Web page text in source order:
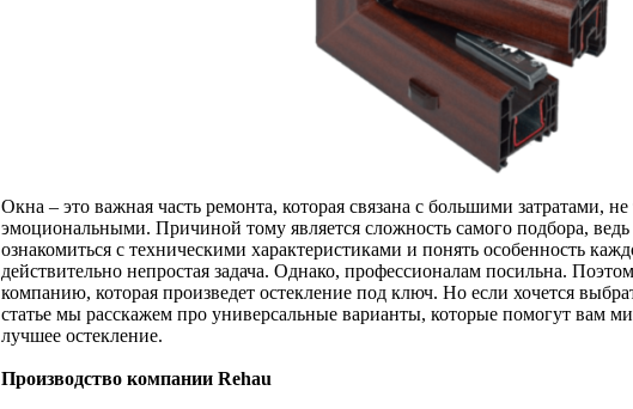
Окна – это важная часть ремонта, которая связана с большими затратами,
эмоциональными. Причиной тому является сложность самого подбора,
ознакомиться с техническими характеристиками и понять особенность
действительно непростая задача. Однако, профессионалам посильна.
компанию, которая произведет остекление под ключ. Но если хочется
статье мы расскажем про универсальные варианты, которые помогут вам
лучшее остекление.
Производство компании Rehau